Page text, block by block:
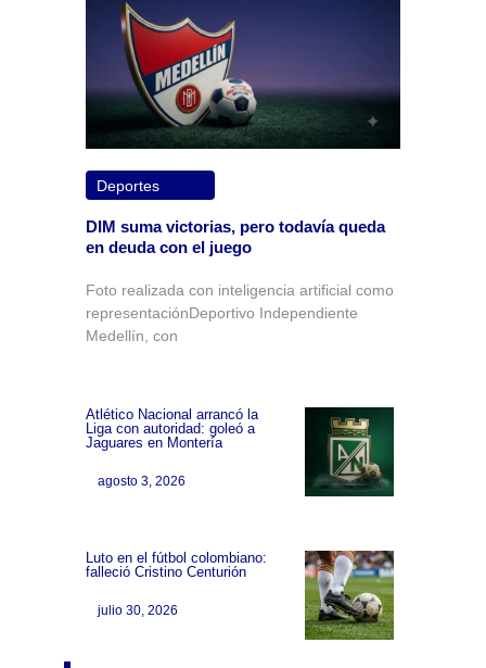
Deportes
DIM suma victorias, pero todavía queda
en deuda con el juego
Foto realizada con inteligencia artificial como
representaciónDeportivo Independiente
Medellín, con
Atlético Nacional arrancó la
Liga con autoridad: goleó a
Jaguares en Montería
agosto 3, 2026
Luto en el fútbol colombiano:
falleció Cristino Centurión
julio 30, 2026